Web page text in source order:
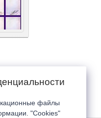
файлы
"Cookies"